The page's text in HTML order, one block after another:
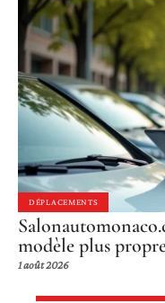
DÉPLACEMENTS
modèle plus
1 août 2026